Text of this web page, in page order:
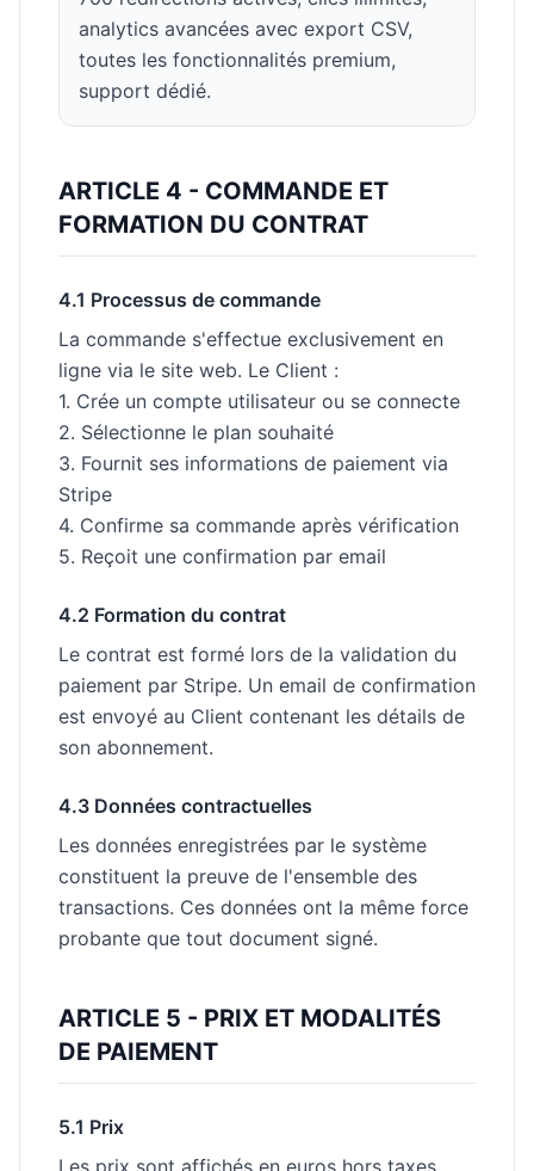
analytics avancées avec export CSV,
toutes les fonctionnalités premium,
support dédié.
ARTICLE 4 - COMMANDE ET
FORMATION DU CONTRAT
4.1 Processus de commande
La commande s'effectue exclusivement en
ligne via le site web. Le Client :
1. Crée un compte utilisateur ou se connecte
2. Sélectionne le plan souhaité
3. Fournit ses informations de paiement via
Stripe
4. Confirme sa commande après vérification
5. Reçoit une confirmation par email
4.2 Formation du contrat
Le contrat est formé lors de la validation du
paiement par Stripe. Un email de confirmation
est envoyé au Client contenant les détails de
son abonnement.
4.3 Données contractuelles
Les données enregistrées par le système
constituent la preuve de l'ensemble des
transactions. Ces données ont la même force
probante que tout document signé.
ARTICLE 5 - PRIX ET MODALITÉS
DE PAIEMENT
5.1 Prix
Les prix sont affichés en euros hors taxes